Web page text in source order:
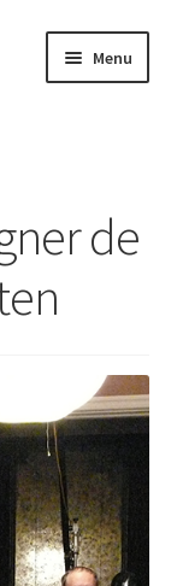
Menu
Ouvrir
enfant
le
menu
de